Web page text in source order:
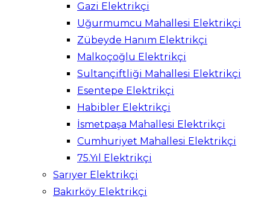
Gazi Elektrikçi
Uğurmumcu Mahallesi Elektrikçi
Zübeyde Hanım Elektrikçi
Malkoçoğlu Elektrikçi
Sultançiftliği Mahallesi Elektrikçi
Esentepe Elektrikçi
Habibler Elektrikçi
İsmetpaşa Mahallesi Elektrikçi
Cumhuriyet Mahallesi Elektrikçi
75.Yıl Elektrikçi
Sarıyer Elektrikçi
Bakırköy Elektrikçi